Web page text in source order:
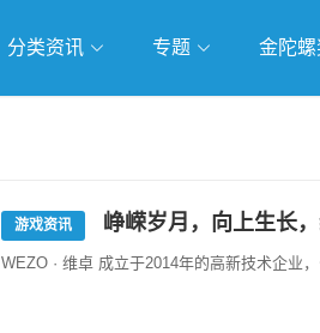
分类资讯 专题 金陀螺
游戏资讯 峥嵘岁月，向上生长
WEZO · 维卓 成立于2014年的高新技术企业